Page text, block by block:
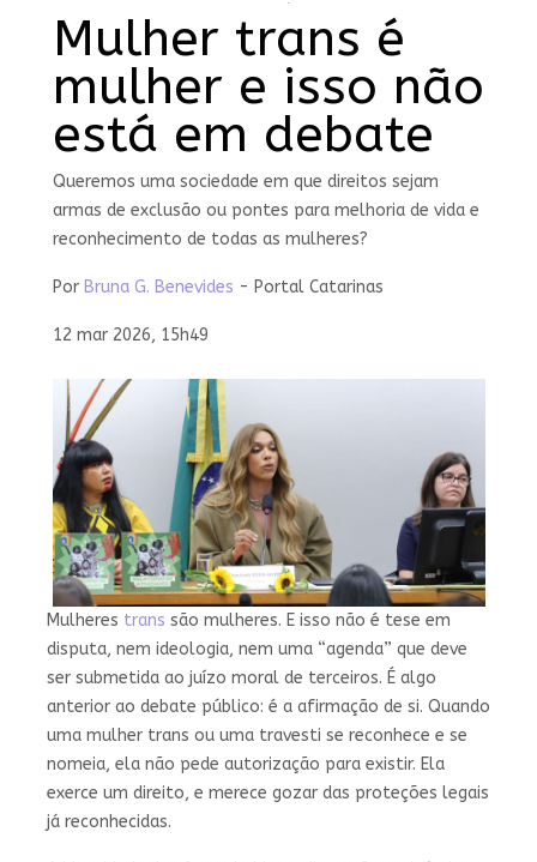
Mulher trans é
mulher e isso não
está em debate
Queremos uma sociedade em que direitos sejam
armas de exclusão ou pontes para melhoria de vida e
reconhecimento de todas as mulheres?
Por Bruna G. Benevides - Portal Catarinas
12 mar 2026, 15h49
Mulheres trans são mulheres. E isso não é tese em
disputa, nem ideologia, nem uma “agenda” que deve
ser submetida ao juízo moral de terceiros. É algo
anterior ao debate público: é a afirmação de si. Quando
uma mulher trans ou uma travesti se reconhece e se
nomeia, ela não pede autorização para existir. Ela
exerce um direito, e merece gozar das proteções legais
já reconhecidas.